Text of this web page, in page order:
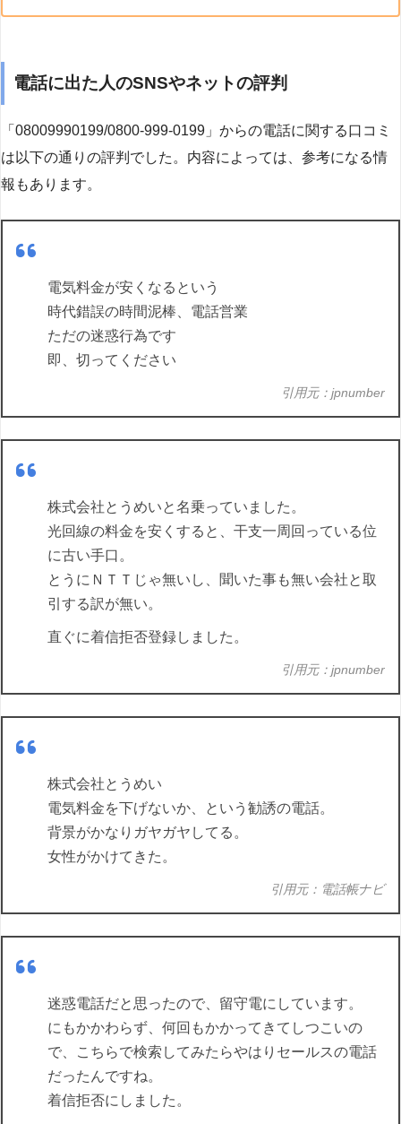
電話に出た人のSNSやネットの評判
「08009990199/0800-999-0199」からの電話に関する口コミ
は以下の通りの評判でした。内容によっては、参考になる情
報もあります。
電気料金が安くなるという
時代錯誤の時間泥棒、電話営業
ただの迷惑行為です
即、切ってください
引用元：jpnumber
株式会社とうめいと名乗っていました。
光回線の料金を安くすると、干支一周回っている位
に古い手口。
とうにＮＴＴじゃ無いし、聞いた事も無い会社と取
引する訳が無い。
直ぐに着信拒否登録しました。
引用元：jpnumber
株式会社とうめい
電気料金を下げないか、という勧誘の電話。
背景がかなりガヤガヤしてる。
女性がかけてきた。
引用元：電話帳ナビ
迷惑電話だと思ったので、留守電にしています。
にもかかわらず、何回もかかってきてしつこいの
で、こちらで検索してみたらやはりセールスの電話
だったんですね。
着信拒否にしました。